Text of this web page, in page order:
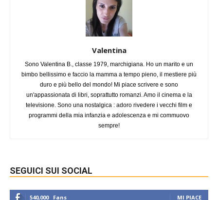
Valentina
Sono Valentina B., classe 1979, marchigiana. Ho un marito e un
bimbo bellissimo e faccio la mamma a tempo pieno, il mestiere più
duro e più bello del mondo! Mi piace scrivere e sono
un'appassionata di libri, soprattutto romanzi. Amo il cinema e la
televisione. Sono una nostalgica : adoro rivedere i vecchi film e
programmi della mia infanzia e adolescenza e mi commuovo
sempre!
SEGUICI SUI SOCIAL
540,000 Fans MI PIACE